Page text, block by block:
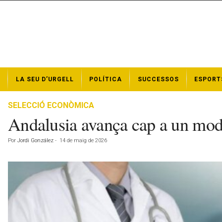
t
LA SEU D’URGELL POLÍTICA SUCCESSOS
SELECCIÓ ECONÒMICA
Andalusia avança cap a un
Por Jordi González - 14 de maig de 2026